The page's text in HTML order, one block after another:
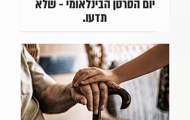
יום הסרטן הבינלאומי - שלא
תדעו.